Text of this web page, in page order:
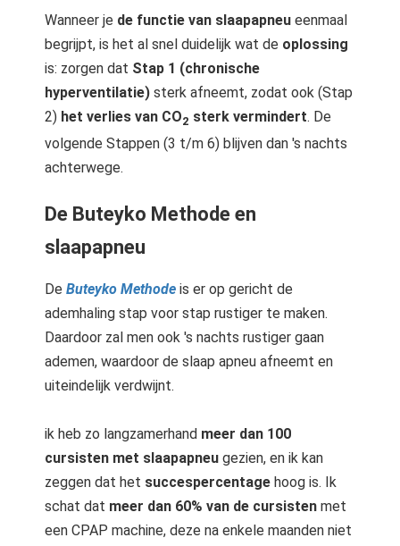
Wanneer je de functie van slaapapneu eenmaal
begrijpt, is het al snel duidelijk wat de oplossing
is: zorgen dat Stap 1 (chronische
hyperventilatie) sterk afneemt, zodat ook (Stap
2) het verlies van CO2 sterk vermindert. De
volgende Stappen (3 t/m 6) blijven dan 's nachts
achterwege.
De Buteyko Methode en
slaapapneu
De Buteyko Methode is er op gericht de
ademhaling stap voor stap rustiger te maken.
Daardoor zal men ook 's nachts rustiger gaan
ademen, waardoor de slaap apneu afneemt en
uiteindelijk verdwijnt.
ik heb zo langzamerhand meer dan 100
cursisten met slaapapneu gezien, en ik kan
zeggen dat het succespercentage hoog is. Ik
schat dat meer dan 60% van de cursisten met
een CPAP machine, deze na enkele maanden niet